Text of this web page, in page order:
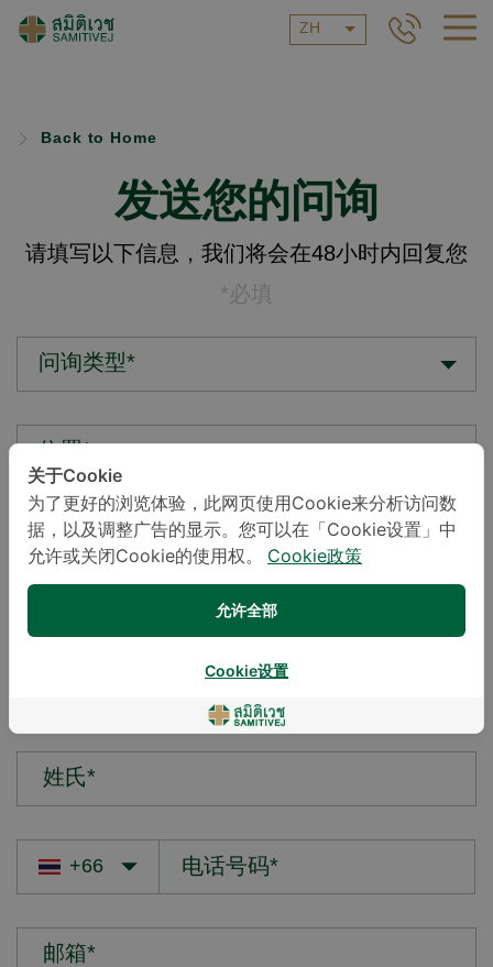
ZH
Back to Home
发送您的问询
请填写以下信息，我们将会在48小时内回复您
*必填
问询类型*
您的疑问*
姓氏*
邮箱*
关于Cookie
为了更好的浏览体验，此网页使用Cookie来分析访问数
据，以及调整广告的显示。您可以在「Cookie设置」中
允许或关闭Cookie的使用权。
Cookie政策
允许全部
Cookie设置